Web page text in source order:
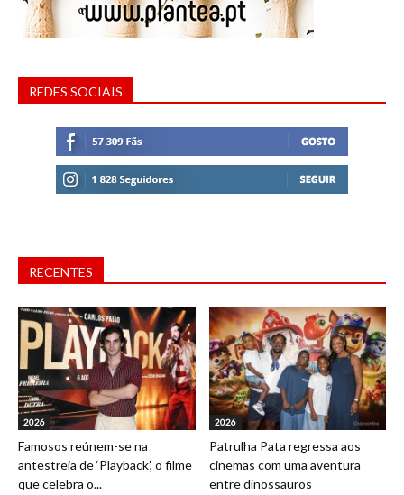
REDES SOCIAIS
RECENTES
2026
Famosos reúnem-se na
antestreia de ‘Playback’, o filme
que celebra o...
2026
Patrulha Pata regressa aos
cinemas com uma aventura
entre dinossauros